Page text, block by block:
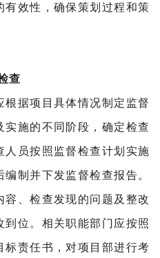
效性，确保策划过程和策
查
根据项目具体情况制定监督
施的不同阶段，确定检查
人员按照监督检查计划实施
制并下发监督检查报告。
、检查发现的问题及整改
位。 相关职能部门应按照
责任书，对项目部进行考